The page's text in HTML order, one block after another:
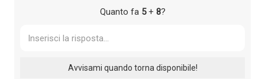
Quanto fa 5+ 8?